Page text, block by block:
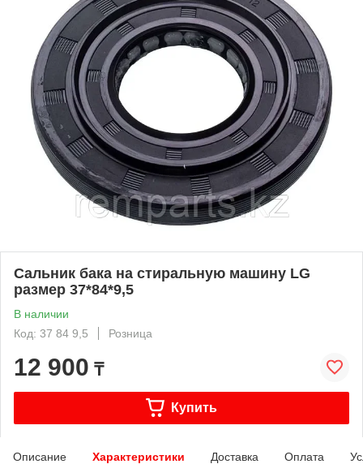
Сальник бака на стиральную машину LG
размер 37*84*9,5
В наличии
Код: 37 84 9,5
Розница
12 900 ₸
Купить
Описание Характеристики Доставка Оплата